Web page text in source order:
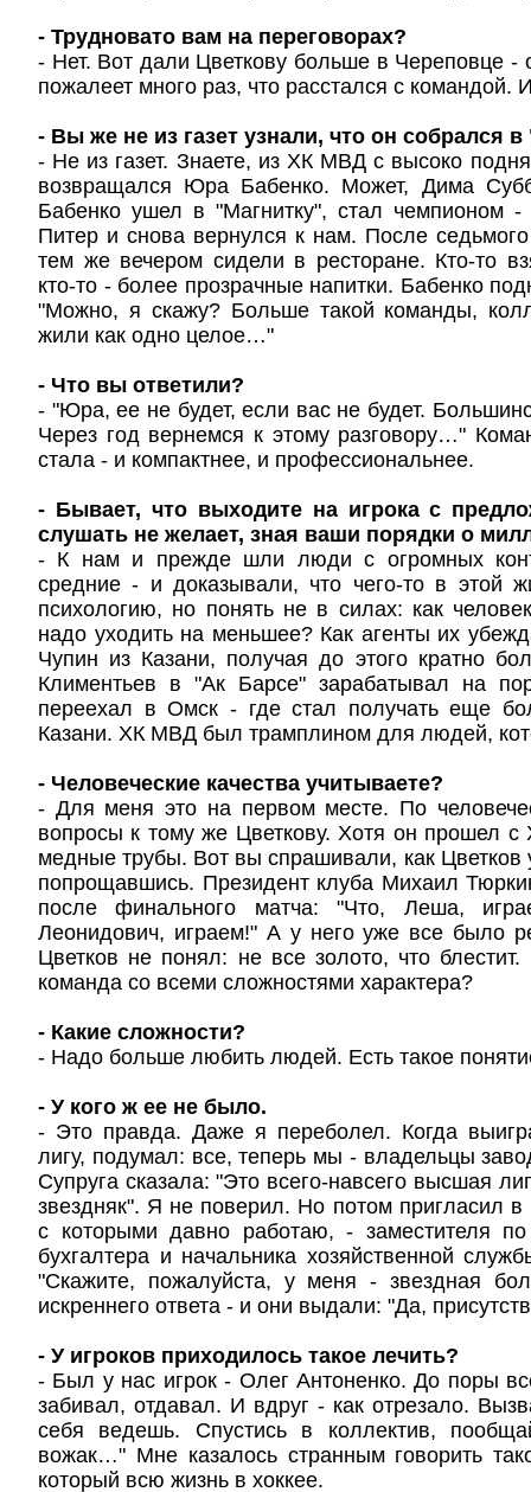
- Трудновато вам на переговорах?
- Нет. Вот дали Цветкову больше в Череповце
пожалеет много раз, что расстался с командой.
- Вы же не из газет узнали, что он собрался
- Не из газет. Знаете, из ХК МВД с высоко
возвращался Юра Бабенко. Может, Дима
Бабенко ушел в "Магнитку", стал чемпионом -
Питер и снова вернулся к нам. После
тем же вечером сидели в ресторане. Кто-то
кто-то - более прозрачные напитки. Бабенко
"Можно, я скажу? Больше такой команды,
жили как одно целое…"
- Что вы ответили?
- "Юра, ее не будет, если вас не будет.
Через год вернемся к этому разговору…"
стала - и компактнее, и профессиональнее.
- Бывает, что выходите на игрока с
слушать не желает, зная ваши порядки о
- К нам и прежде шли люди с огромных
средние - и доказывали, что чего-то в этой
психологию, но понять не в силах: как
надо уходить на меньшее? Как агенты их
Чупин из Казани, получая до этого кратно
Климентьев в "Ак Барсе" зарабатывал на
переехал в Омск - где стал получать еще
Казани. ХК МВД был трамплином для людей,
- Человеческие качества учитываете?
- Для меня это на первом месте. По
вопросы к тому же Цветкову. Хотя он прошел
медные трубы. Вот вы спрашивали, как Цветков
попрощавшись. Президент клуба Михаил
после финального матча: "Что, Леша,
Леонидович, играем!" А у него уже все было
Цветков не понял: не все золото, что
команда со всеми сложностями характера?
- Какие сложности?
- Надо больше любить людей. Есть такое
- У кого ж ее не было.
- Это правда. Даже я переболел. Когда
лигу, подумал: все, теперь мы - владельцы
Супруга сказала: "Это всего-навсего высшая
звездняк". Я не поверил. Но потом пригласил в
с которыми давно работаю, - заместителя по
бухгалтера и начальника хозяйственной
"Скажите, пожалуйста, у меня - звездная
искреннего ответа - и они выдали: "Да,
- У игроков приходилось такое лечить?
- Был у нас игрок - Олег Антоненко. До поры
забивал, отдавал. И вдруг - как отрезало.
себя ведешь. Спустись в коллектив,
вожак…" Мне казалось странным говорить
который всю жизнь в хоккее.